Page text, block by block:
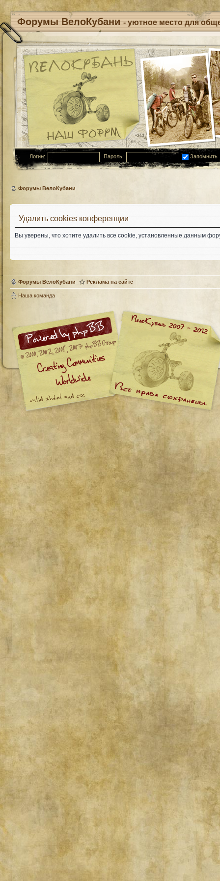
Форумы ВелоКубани - уютное место для
Логин: Пароль: Запомнить
Форумы ВелоКубани
Удалить cookies конференции
Вы уверены, что хотите удалить все cookie, установленные данным
Форумы ВелоКубани Реклама на сайте
Наша команда